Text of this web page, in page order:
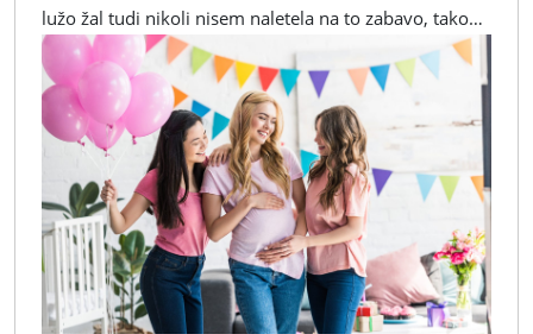
Za
Razkritje
Spola
Otroka
lužo žal tudi nikoli nisem naletela na to zabavo, tako…